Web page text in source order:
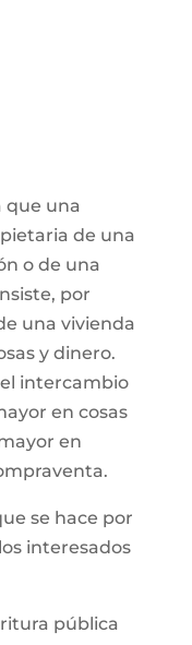
que una
de una
o de una
por
una vivienda
y dinero.
intercambio
en cosas
en
se hace por
interesados
pública